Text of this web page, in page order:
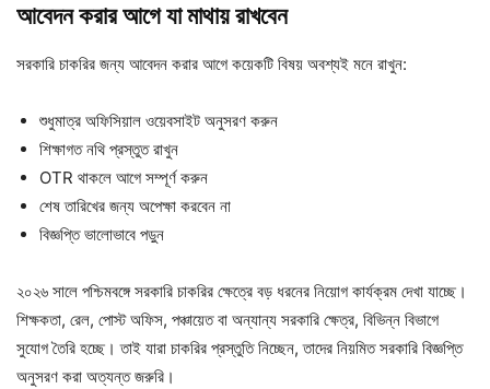
আবেদনকরারআগেযামাথায়রাখবেন
সরকারি চাকরির জন্য আবেদন করার আগে কয়েকটি বিষয় অবশ্যই মনে রাখুন:
শুধুমাত্র অফিসিয়াল ওয়েবসাইট অনুসরণ করুন
শিক্ষাগত নথি প্রস্তুত রাখুন
OTR থাকলে আগে সম্পূর্ণ করুন
শেষ তারিখের জন্য অপেক্ষা করবেন না
বিজ্ঞপ্তি ভালোভাবে পড়ুন
২০২৬ সালে পশ্চিমবঙ্গে সরকারি চাকরির ক্ষেত্রে বড় ধরনের নিয়োগ কার্যক্রম দেখা যাচ্ছে।
শিক্ষকতা, রেল, পোস্ট অফিস, পঞ্চায়েত বা অন্যান্য সরকারি ক্ষেত্র, বিভিন্ন বিভাগে
সুযোগ তৈরি হচ্ছে। তাই যারা চাকরির প্রস্তুতি নিচ্ছেন, তাদের নিয়মিত সরকারি বিজ্ঞপ্তি
অনুসরণ করা অত্যন্ত জরুরি।